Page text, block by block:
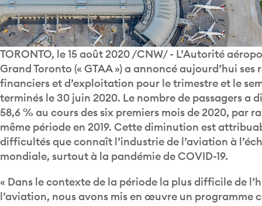
TORONTO, le 15 août 2020 /CNW/ -L’Autorité
Grand Toronto (« GTAA ») a annoncé aujourd’hui ses
financiers et d’exploitation pour le trimestre et le
terminés le 30 juin 2020. Le nombre de passagers a
58,6 % au cours des six premiers mois de 2020, par
même période en 2019. Cette diminution est
difficultés que connaît l’industrie de l’aviation à
mondiale, surtout à la pandémie de COVID-19.
l’aviation, nous avons mis en œuvre un programme
assurer la viabilité financière et une approche